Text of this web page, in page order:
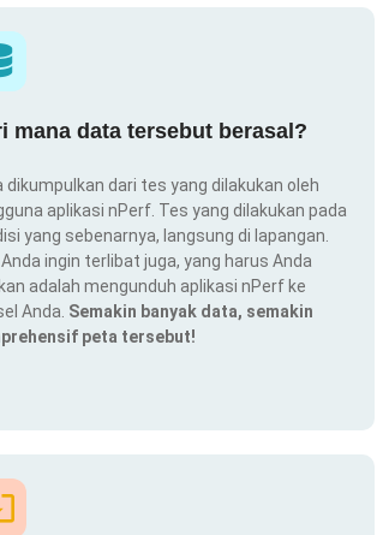
mana data tersebut berasal?
dikumpulkan dari tes yang dilakukan oleh
aplikasi nPerf. Tes yang dilakukan pada
yang sebenarnya, langsung di lapangan.
ingin terlibat juga, yang harus Anda
adalah mengunduh aplikasi nPerf ke
Anda. Semakin banyak data, semakin
peta tersebut!